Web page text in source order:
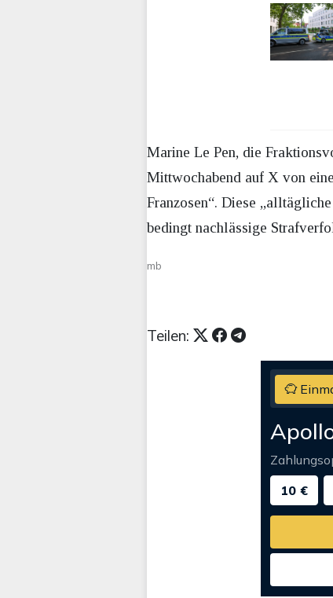
Marine Le Pen, die
Mittwochabend auf X von
Franzosen“. Diese
bedingt nachlässige
mb
Teilen:
10 €